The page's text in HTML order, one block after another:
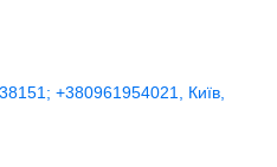
+380961954021, Київ,